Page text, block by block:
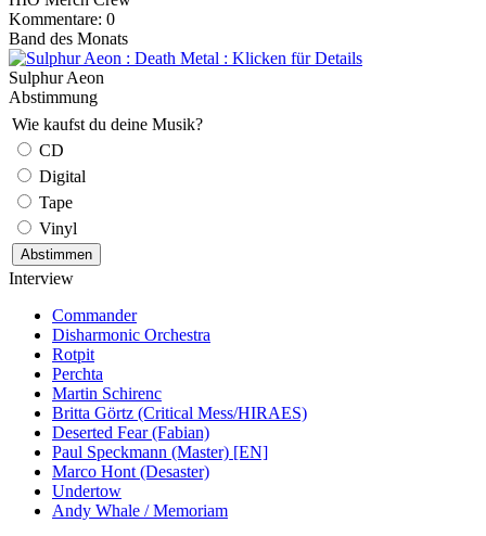
Kommentare: 0
Band des Monats
Sulphur Aeon
Abstimmung
Wie kaufst du deine Musik?
CD
Digital
Tape
Vinyl
Interview
Commander
Disharmonic Orchestra
Rotpit
Perchta
Martin Schirenc
Britta Görtz (Critical Mess/HIRAES)
Deserted Fear (Fabian)
Paul Speckmann (Master) [EN]
Marco Hont (Desaster)
Undertow
Andy Whale / Memoriam